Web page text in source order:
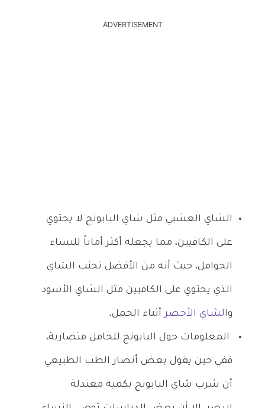
ADVERTISEMENT
الشاي العشبي مثل شاي البابونج لا يحتوي
على الكافيين، مما يجعله أكثر أماناً للنساء
الحوامل، حيث أنه من الأفضل تجنب الشاي
الذي يحتوي على الكافيين مثل الشاي الأسود
والشاي الأخضرأثناء الحمل.
المعلومات حول البابونج للحامل متضاربة،
ففي حين يقول بعض أنصار الطب الطبيعي
أن شرب شاي البابونج بكمية معتدلة